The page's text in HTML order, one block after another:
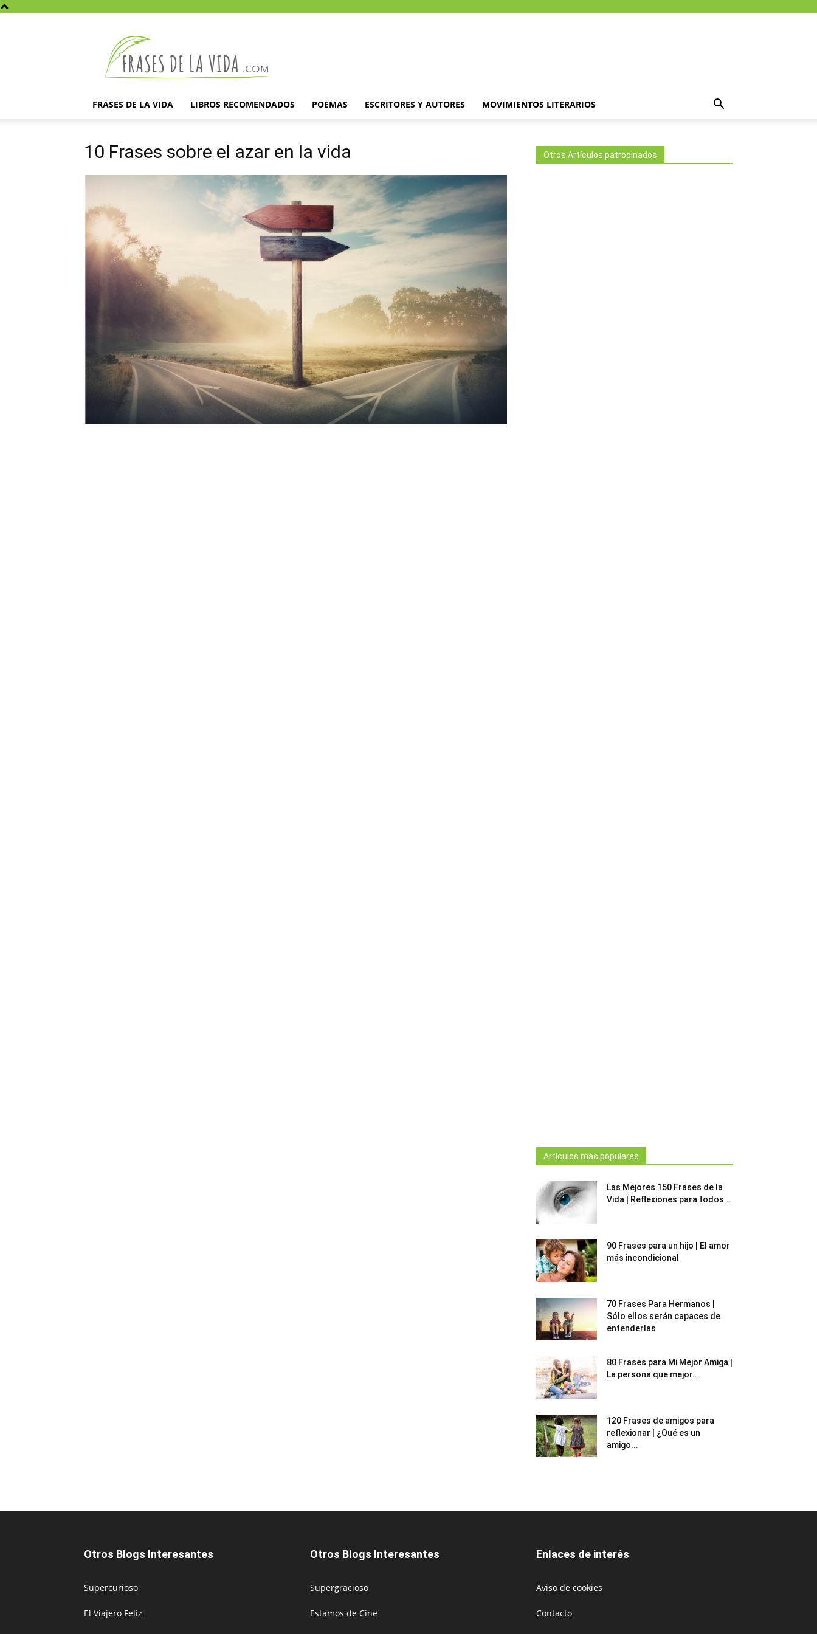
la
vida
FRASES DE LA VIDA LIBROS RECOMENDADOS POEMAS ESCRITORES Y AUTORES MOVIMIENTOS LITERARIOS
10 Frases sobre el azar en la vida Otros Artículos patrocinados
Artículos más populares
Las Mejores 150 Frases de la
Vida | Reflexiones para todos...
90 Frases para un hijo | El amor
más incondicional
70 Frases Para Hermanos |
Sólo ellos serán capaces de
entenderlas
80 Frases para Mi Mejor Amiga |
La persona que mejor...
120 Frases de amigos para
reflexionar | ¿Qué es un
amigo...
Otros Blogs Interesantes
Supercurioso
El Viajero Feliz
Otros Blogs Interesantes
Supergracioso
Estamos de Cine
Enlaces de interés
Aviso de cookies
Contacto